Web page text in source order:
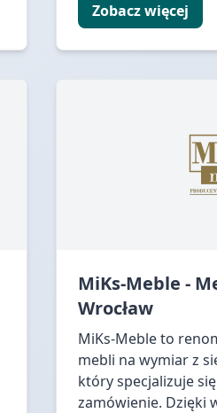
Zobacz więcej
MiKs-Meble -
Wrocław
MiKs-Meble to
mebli na wymiar z
który specjalizuje
zamówienie. Dzięki